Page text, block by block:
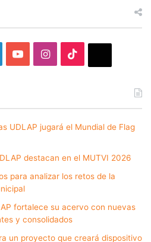
YouTubeInstagram
UDLAP jugará el Mundial de Flag
destacan en el MUTVI 2026
para analizar los retos de la
fortalece su acervo con nuevas
y consolidados
un proyecto que creará dispositivo